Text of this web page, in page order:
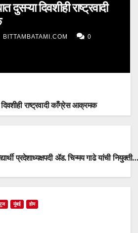
दुसऱ्या दिवशीही राष्ट्रवादी
BITTAMBATAMI.COM 0
राष्ट्रवादी काँग्रेस आक्रमक
प्रदेशाध्यक्षपदी ॲड. चिन्मय गाढे यांची नियुक्ती…
मुंबई होम